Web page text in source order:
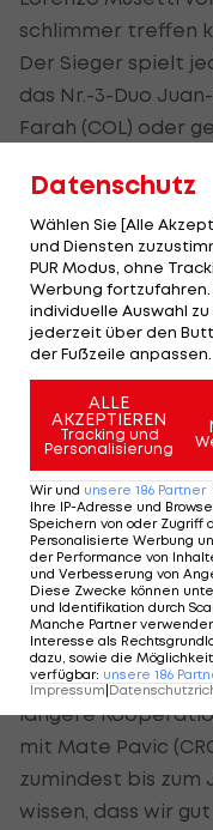
schlimmer treffen
Der Sieger spielt
das Nr.-3-Duo
Farah (COL) oder
(Text wird unter
Der legendäre
Wacker Tirol I
Zwarakonferenz
Oswald sieht
Dass es zwischen
funktioniert,
in Gstaad
längere
mit Mate Pavic
zumindest bis zum
wissen, dass wir
Datenschutz
Wählen Sie [Alle
und Diensten
PUR Modus, ohne
Werbung
individuelle Auswahl
jederzeit über den
der Fußzeile anpassen.
ALLE
AKZEPTIEREN
Tracking und
Personalisierung
Wir und unsere 186 Partner
Ihre IP-Adresse und
Speichern von oder Zugriff
Personalisierte Werbung
der Performance von
und Verbesserung von
Diese Zwecke können
und Identifikation durch
Manche Partner
Interesse als
dazu, sowie die
verfügbar: unsere 186
Impressum|